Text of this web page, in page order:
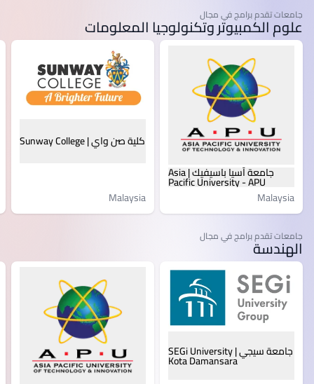
جامعات تقدم برامج في مجال
علوم الكمبيوتر وتكنولوجيا المعلومات
جامعة آسيا باسيفيك | Asia
Pacific University - APU
Malaysia
كلية صن واي | Sunway College
Malaysia
جامعات تقدم برامج في مجال
الهندسة
جامعة سيجي | SEGi University
Kota Damansara